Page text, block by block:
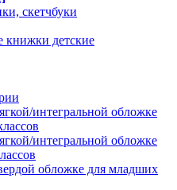
скетчбуки
книжки детские
интегральной обложке
интегральной обложке
обложке для младших